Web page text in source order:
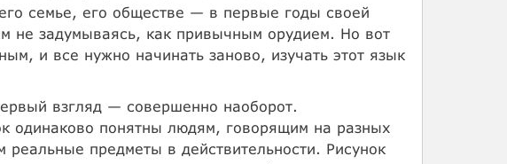
семье, его обществе — в первые годы своей
не задумываясь, как привычным орудием. Но вот
и все нужно начинать заново, изучать этот язык
взгляд — совершенно наоборот.
одинаково понятны людям, говорящим на разных
предметы в действительности. Рисунок